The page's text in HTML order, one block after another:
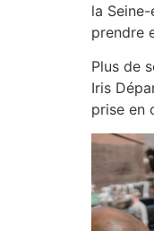
la
prendre
Plus de
Iris
prise en